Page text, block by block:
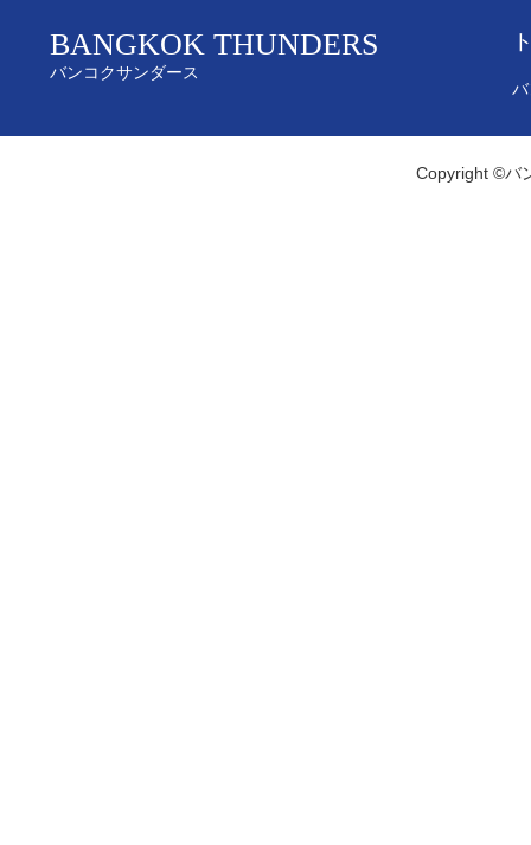
BANGKOK THUNDERS
バンコクサンダース
Copyright ©バ